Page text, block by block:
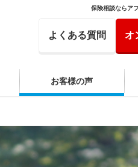
保険相談ならア
よくある質問 オ
お客様の声